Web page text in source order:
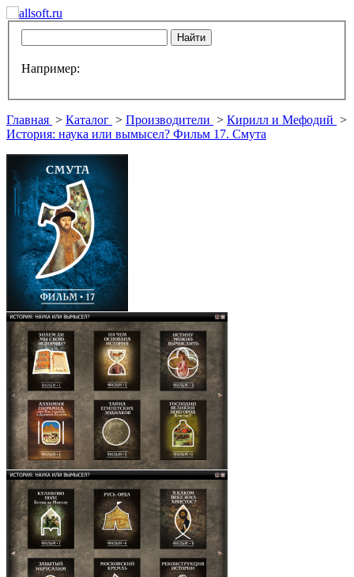
Например:
Главная > Каталог > Производители > Кирилл и Мефодий >
История: наука или вымысел? Фильм 17. Смута